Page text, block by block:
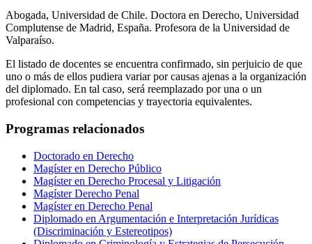
Abogada, Universidad de Chile. Doctora en Derecho, Universidad
Complutense de Madrid, España. Profesora de la Universidad de
Valparaíso.
El listado de docentes se encuentra confirmado, sin perjuicio de que
uno o más de ellos pudiera variar por causas ajenas a la organización
del diplomado. En tal caso, será reemplazado por una o un
profesional con competencias y trayectoria equivalentes.
Programas relacionados
Doctorado en Derecho
Magíster en Derecho Público
Magíster en Derecho Procesal y Litigación
Magíster Derecho Penal
Magíster en Derecho Penal
Diplomado en Argumentación e Interpretación Jurídicas
(Discriminación y Estereotipos)